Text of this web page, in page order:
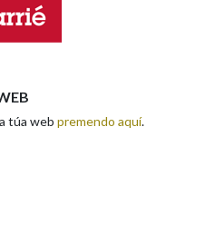
túa web premendo aquí.